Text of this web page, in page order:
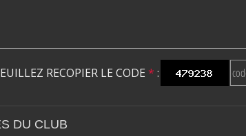
RECOPIER LE CODE * :
DU CLUB